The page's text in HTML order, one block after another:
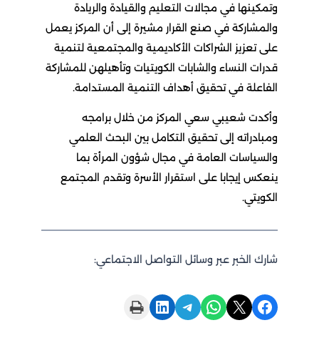
وتمكينها في مجالات التعليم والقيادة والريادة
والمشاركة في صنع القرار مشيرة إلى أن المركز يعمل
على تعزيز الشراكات الأكاديمية والمجتمعية لتنمية
قدرات النساء والشابات الكويتيات وتأهيلهن للمشاركة
الفاعلة في تحقيق أهداف التنمية المستدامة.
وأكدت شعيبي سعي المركز من خلال برامجه
ومبادراته إلى تحقيق التكامل بين البحث العلمي
والسياسات العامة في مجال شؤون المرأة بما
ينعكس إيجابا على استقرار الأسرة وتقدم المجتمع
الكويتي.
شارك الخبر عبر وسائل التواصل الاجتماعي:
Share on Facebook
Share on X
Share on WhatsApp
Share on Telegram
Share on LinkedIn
Print this Page